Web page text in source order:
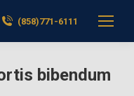
(858)771-6111
bibendum